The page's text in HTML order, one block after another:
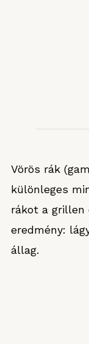
Vörös rák
különleges
rákot a grillen
eredmény:
állag.